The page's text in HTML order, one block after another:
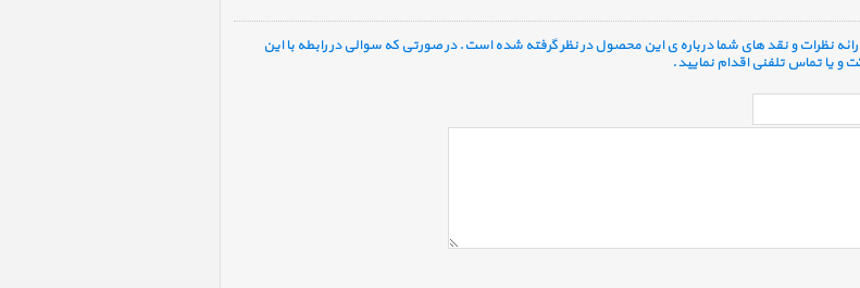
نظرات و نقد های شما درباره ی این محصول در نظر گرفته شده است. در صورتی که سوالی در رابطه با این
و یا تماس تلفنی اقدام نمایید.